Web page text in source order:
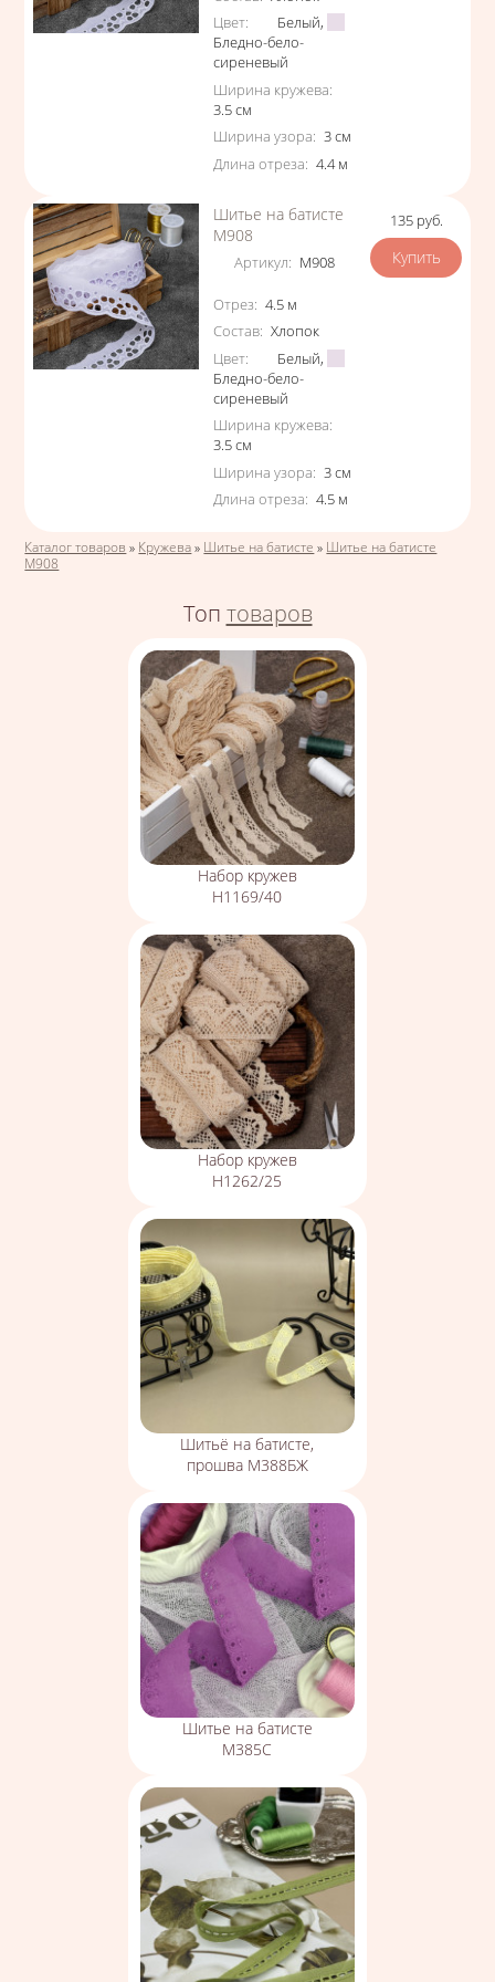
Цвет: Белый,
Бледно-бело-
сиреневый
Ширина кружева:
3.5см
Ширина узора: 3см
Длина отреза: 4.4 м
Шитье на батисте
М908
Артикул: М908
Характеристики
Отрез: 4.5 м
Состав: Хлопок
Цвет: Белый,
Бледно-бело-
сиреневый
Ширина кружева:
3.5см
Ширина узора: 3см
Длина отреза: 4.5 м
Цена
135 руб.
Вы здесь
Каталог товаров » Кружева » Шитье на батисте » Шитье на батисте
М908
Топ товаров
Набор кружев
Н1169/40
Набор кружев
Н1262/25
Шитьё на батисте,
прошва М388БЖ
Шитье на батисте
М385С